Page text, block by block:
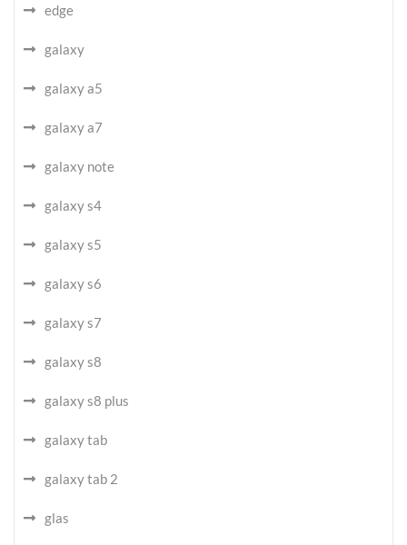
edge
galaxy
galaxy a5
galaxy a7
galaxy note
galaxy s4
galaxy s5
galaxy s6
galaxy s7
galaxy s8
galaxy s8 plus
galaxy tab
galaxy tab 2
glas